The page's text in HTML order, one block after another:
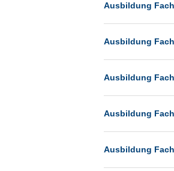
Frankfurt
Freiburg
Hamburg
Hannover
Ausbildung
Ausbildung
Ausbildung
Ausbildung
Ausbildung